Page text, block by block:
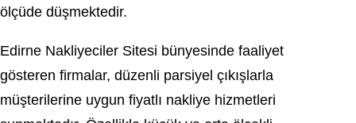
ölçüde düşmektedir.
Edirne Nakliyeciler Sitesi bünyesinde faaliyet
gösteren firmalar, düzenli parsiyel çıkışlarla
müşterilerine uygun fiyatlı nakliye hizmetleri